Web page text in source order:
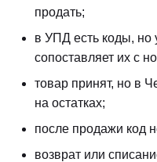
продать;
в УПД есть коды, но
сопоставляет их с
товар принят, но в
на остатках;
после продажи код
возврат или